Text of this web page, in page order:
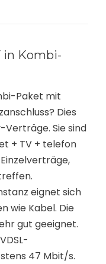
in Kombi-
Paket mit
Dies
Sie sind
+ TV + telefon
eignet sich
wie Kabel. Die
gut geeignet.
47 Mbit/s.